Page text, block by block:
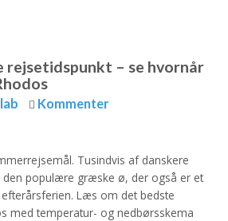
rejsetidspunkt – se hvornår
Kommenter
Tusindvis af danskere
den populære græske ø, der også er et
Læs om det bedste
med temperatur- og nedbørsskema